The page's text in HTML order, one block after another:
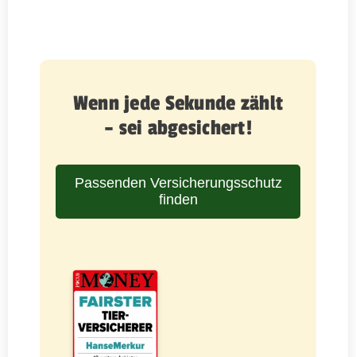
Wenn jede Sekunde zählt
– sei abgesichert!
Passenden Versicherungsschutz
finden